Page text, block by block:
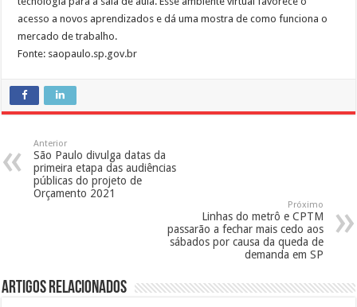
acesso a novos aprendizados e dá uma mostra de como funciona o
mercado de trabalho.
Fonte: saopaulo.sp.gov.br
Anterior
São Paulo divulga datas da
primeira etapa das audiências
públicas do projeto de
Orçamento 2021
Próximo
Linhas do metrô e CPTM
passarão a fechar mais cedo aos
sábados por causa da queda de
demanda em SP
Artigos Relacionados